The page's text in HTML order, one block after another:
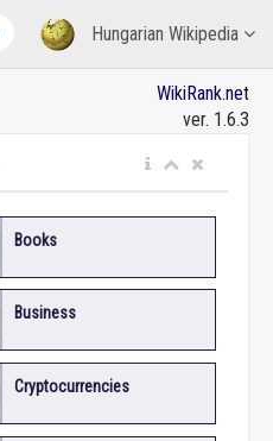
Hungarian Wikipedia
WikiRank.net
ver. 1.6.3
Books
Business
Cryptocurrencies